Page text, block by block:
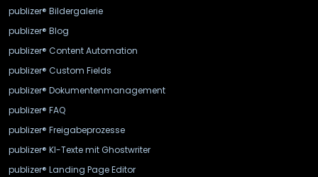
publizer® Bildergalerie
publizer® Blog
publizer® Content Automation
publizer® Custom Fields
publizer® Dokumentenmanagement
publizer® FAQ
publizer® Freigabeprozesse
publizer® KI-Texte mit Ghostwriter
publizer® Landing Page Editor